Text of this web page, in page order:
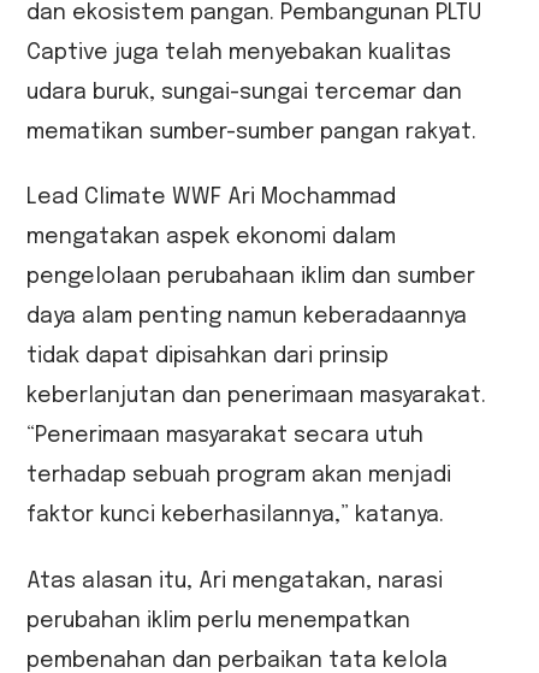
dan ekosistem pangan. Pembangunan PLTU
Captive juga telah menyebakan kualitas
udara buruk, sungai-sungai tercemar dan
mematikan sumber-sumber pangan rakyat.
Lead Climate WWF Ari Mochammad
mengatakan aspek ekonomi dalam
pengelolaan perubahaan iklim dan sumber
daya alam penting namun keberadaannya
tidak dapat dipisahkan dari prinsip
keberlanjutan dan penerimaan masyarakat.
“Penerimaan masyarakat secara utuh
terhadap sebuah program akan menjadi
faktor kunci keberhasilannya,” katanya.
Atas alasan itu, Ari mengatakan, narasi
perubahan iklim perlu menempatkan
pembenahan dan perbaikan tata kelola